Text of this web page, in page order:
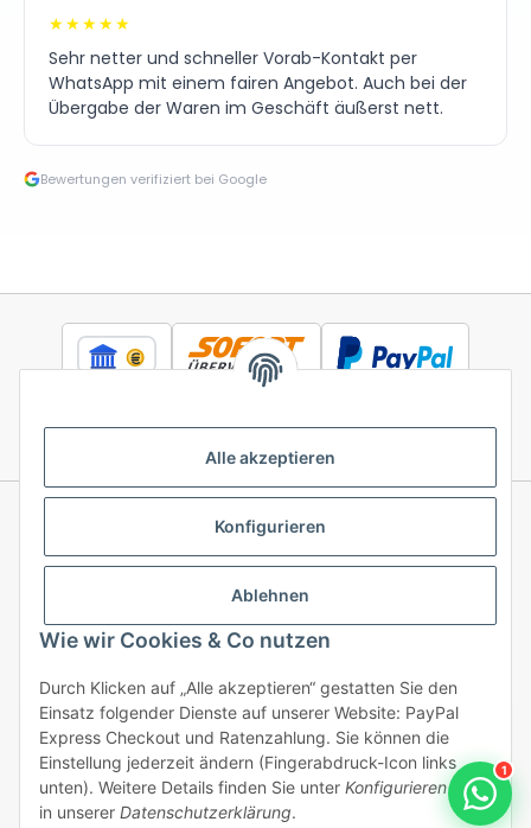
Alle akzeptieren
Konfigurieren
Ablehnen
Wie wir Cookies & Co nutzen
Durch Klicken auf „Alle akzeptieren“ gestatten Sie den
Einsatz folgender Dienste auf unserer Website: PayPal
Express Checkout und Ratenzahlung. Sie können die
Einstellung jederzeit ändern (Fingerabdruck-Icon links
unten). Weitere Details finden Sie unter Konfigurierenund
in unserer Datenschutzerklärung.
1
★★★★★
Sehr netter und schneller Vorab-Kontakt per
WhatsApp mit einem fairen Angebot. Auch bei der
Übergabe der Waren im Geschäft äußerst nett.
Bewertungen verifiziert bei Google
Informationen
Gesetzliche Informationen
Vertrag widerrufen